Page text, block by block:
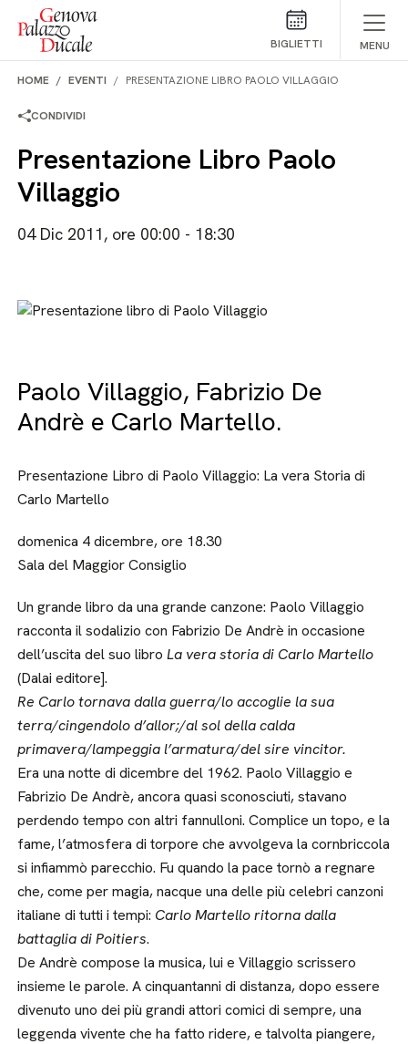
Salta al contenuto
BIGLIETTI MENU
HOME EVENTI PRESENTAZIONE LIBRO PAOLO VILLAGGIO
CONDIVIDI
Presentazione Libro Paolo
Villaggio
04 Dic 2011, ore 00:00 - 18:30
Paolo Villaggio, Fabrizio De
Andrè e Carlo Martello.
Presentazione Libro di Paolo Villaggio: La vera Storia di
Carlo Martello
domenica 4 dicembre, ore 18.30
Sala del Maggior Consiglio
Un grande libro da una grande canzone: Paolo Villaggio
racconta il sodalizio con Fabrizio De Andrè in occasione
dell’uscita del suo libroLa vera storia di Carlo Martello
(Dalai editore].
Re Carlo tornava dalla guerra/lo accoglie la sua
terra/cingendolo d’allor;/al sol della calda
primavera/lampeggia l’armatura/del sire vincitor.
Era una notte di dicembre del 1962. Paolo Villaggio e
Fabrizio De Andrè, ancora quasi sconosciuti, stavano
perdendo tempo con altri fannulloni. Complice un topo, e la
fame, l’atmosfera di torpore che avvolgeva la cornbriccola
si infiammò parecchio. Fu quando la pace tornò a regnare
che, come per magia, nacque una delle più celebri canzoni
italiane di tutti i tempi: Carlo Martello ritorna dalla
battaglia di Poitiers.
De Andrè compose la musica, lui e Villaggio scrissero
insieme le parole. A cinquantanni di distanza, dopo essere
divenuto uno dei più grandi attori comici di sempre, una
leggenda vivente che ha fatto ridere, e talvolta piangere,